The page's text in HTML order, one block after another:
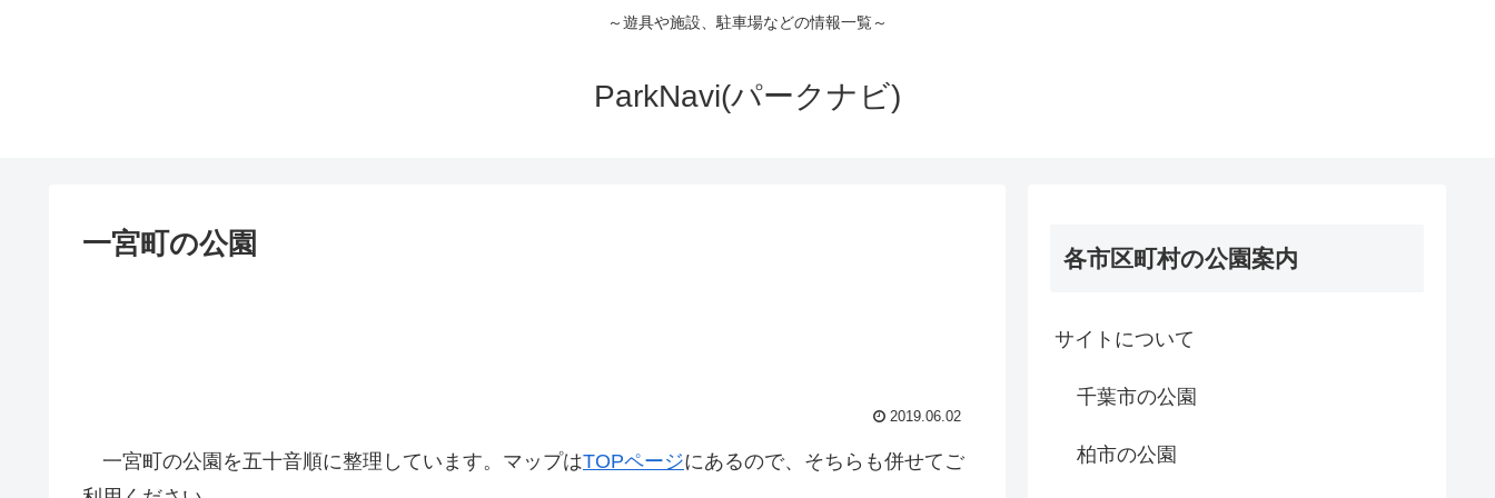
～遊具や施設、駐車場などの情報一覧～
ParkNavi(パークナビ)
一宮町の公園
2019.06.02
一宮町の公園を五十音順に整理しています。マップはTOPページにあるので、そちらも併せてご
各市区町村の公園案内
サイトについて
千葉市の公園
柏市の公園